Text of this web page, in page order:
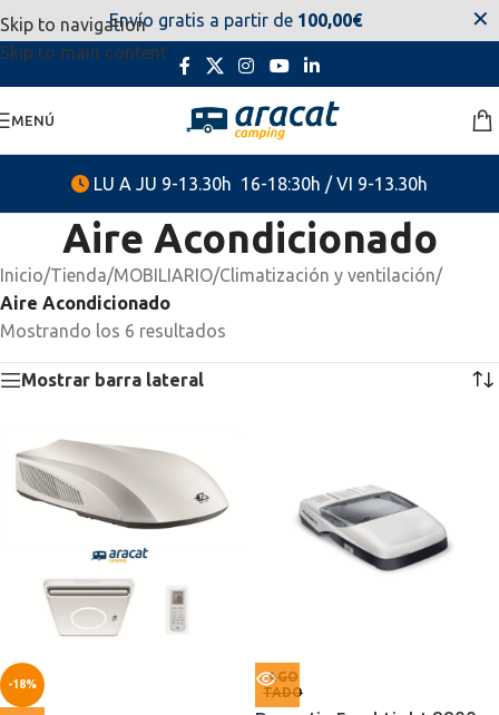
Skip to navigation
Skip to main content
estaremos disponibles. Disculpen las molestias.
MENÚ
LU A JU 9-13.30h 16-18:30h / VI 9-13.30h
Aire Acondicionado
Inicio/Tienda/MOBILIARIO/Climatización y ventilación/
Aire Acondicionado
Mostrando los 6 resultados
Envío gratis a partir de 100,00€ ✕
Mostrar barra lateral
-18%
AGO
TADO